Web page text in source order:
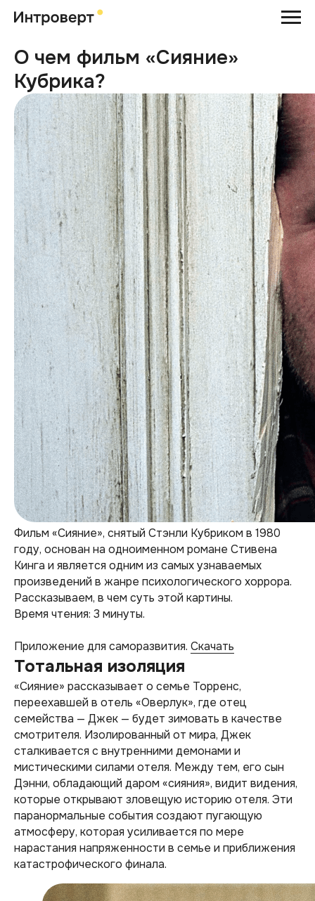
О чем фильм «Сияние»
Кубрика?
Фильм «Сияние», снятый Стэнли Кубриком в 1980
году, основан на одноименном романе Стивена
Кинга и является одним из самых узнаваемых
произведений в жанре психологического хоррора.
Рассказываем, в чем суть этой картины.
Время чтения: 3 минуты.
Приложение для саморазвития. Скачать
Тотальная изоляция
«Сияние» рассказывает о семье Торренс,
переехавшей в отель «Оверлук», где отец
семейства — Джек — будет зимовать в качестве
смотрителя. Изолированный от мира, Джек
сталкивается с внутренними демонами и
мистическими силами отеля. Между тем, его сын
Дэнни, обладающий даром «сияния», видит видения,
которые открывают зловещую историю отеля. Эти
паранормальные события создают пугающую
атмосферу, которая усиливается по мере
нарастания напряженности в семье и приближения
катастрофического финала.